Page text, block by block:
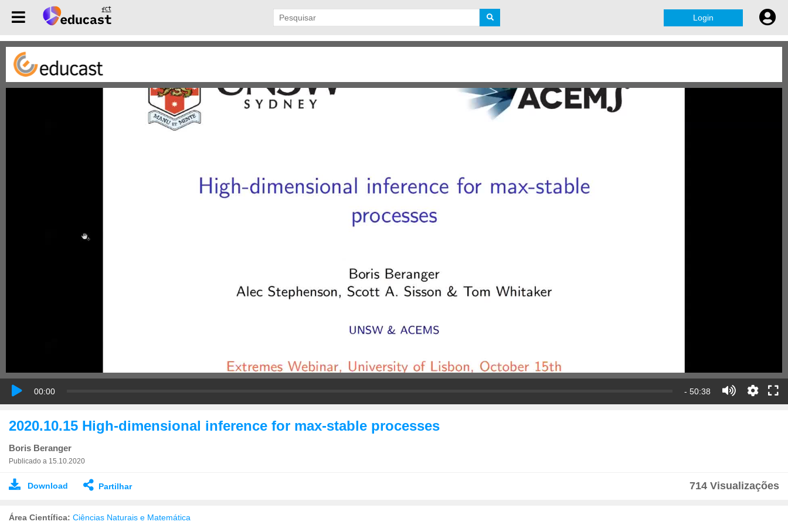
Login
00:00 - 50:38
2020.10.15 High-dimensional inference for max-stable processes
Boris Beranger
Publicado a 15.10.2020
Download Partilhar 714 Visualizações
Área Científica: Ciências Naturais e Matemática